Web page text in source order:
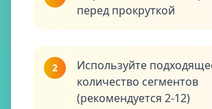
перед прокруткой
2
Используйте
количество сегментов
(рекомендуется 2-12)